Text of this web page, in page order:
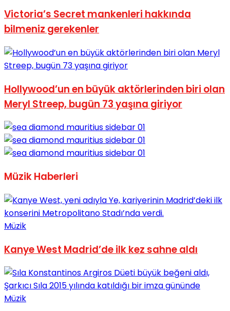
Victoria’s Secret mankenleri hakkında
bilmeniz gerekenler
Hollywood’un en büyük aktörlerinden biri olan
Meryl Streep, bugün 73 yaşına giriyor
Müzik Haberleri
Müzik
Kanye West Madrid’de ilk kez sahne aldı
Müzik